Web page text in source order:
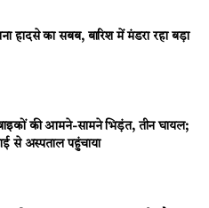
हादसे का सबब, बारिश में मंडरा रहा बड़ा
की आमने-सामने भिड़ंत, तीन घायल;
से अस्पताल पहुंचाया